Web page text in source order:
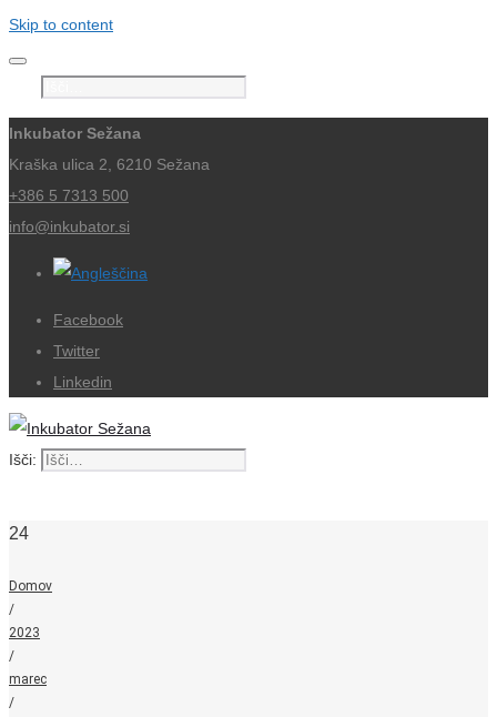
Skip to content
Inkubator Sežana
Kraška ulica 2, 6210 Sežana
+386 5 7313 500
info@inkubator.si
Facebook
Twitter
Linkedin
Išči:
24
Domov
/
2023
/
marec
/